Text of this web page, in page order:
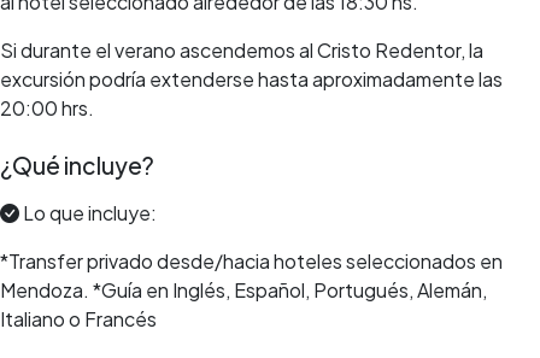
Si durante el verano ascendemos al Cristo Redentor, la
excursión podría extenderse hasta aproximadamente las
20:00 hrs.
¿Qué incluye?
Lo que incluye:
*Transfer privado desde/hacia hoteles seleccionados en
Mendoza. *Guía en Inglés, Español, Portugués, Alemán,
Italiano o Francés